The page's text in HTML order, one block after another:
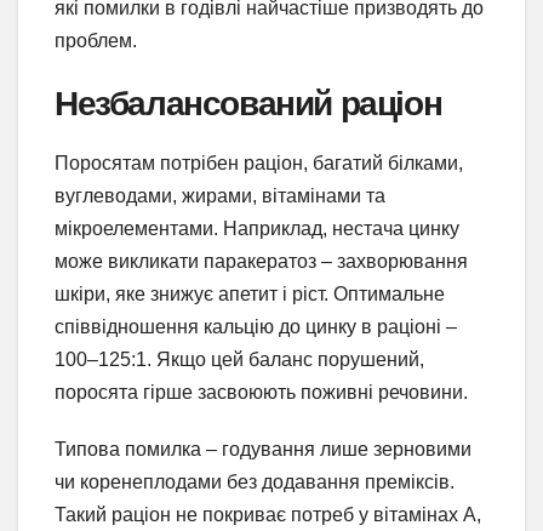
які помилки в годівлі найчастіше призводять до
проблем.
Незбалансований раціон
Поросятам потрібен раціон, багатий білками,
вуглеводами, жирами, вітамінами та
мікроелементами. Наприклад, нестача цинку
може викликати паракератоз – захворювання
шкіри, яке знижує апетит і ріст. Оптимальне
співвідношення кальцію до цинку в раціоні –
100–125:1. Якщо цей баланс порушений,
поросята гірше засвоюють поживні речовини.
Типова помилка – годування лише зерновими
чи коренеплодами без додавання преміксів.
Такий раціон не покриває потреб у вітамінах А,